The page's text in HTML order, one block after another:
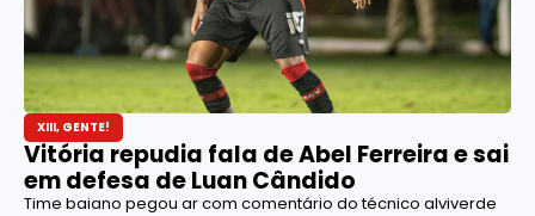
XIII, GENTE!
Vitória repudia fala de Abel Ferreira e sai
em defesa de Luan Cândido
Time baiano pegou ar com comentário do técnico alviverde